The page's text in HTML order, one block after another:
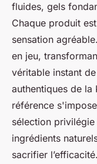
fluides, gels
Chaque produit
sensation
en jeu,
véritable instant
authentiques de la
référence
sélection
ingrédients
sacrifier l’efficacité.